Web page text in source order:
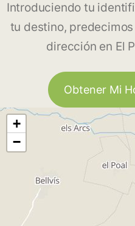
Introduciendo tu
tu destino,
dirección en El
Obtener Mi
+
−